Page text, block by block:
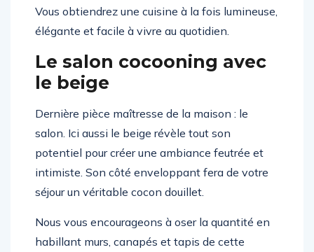
Vous obtiendrez une cuisine à la fois lumineuse,
élégante et facile à vivre au quotidien.
Le salon cocooning avec
le beige
Dernière pièce maîtresse de la maison : le
salon. Ici aussi le beige révèle tout son
potentiel pour créer une ambiance feutrée et
intimiste. Son côté enveloppant fera de votre
séjour un véritable cocon douillet.
Nous vous encourageons à oser la quantité en
habillant murs, canapés et tapis de cette